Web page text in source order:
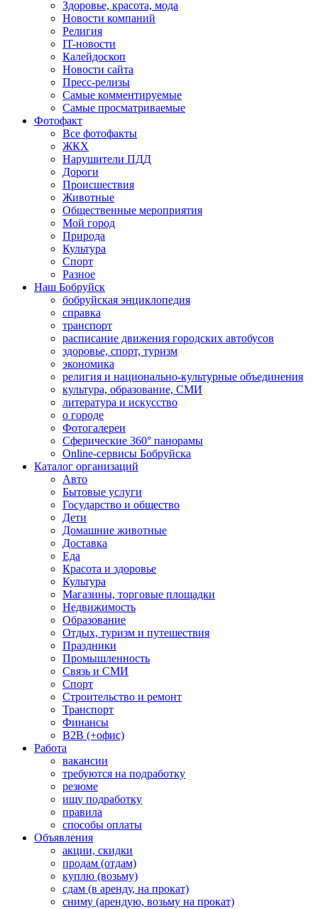
Здоровье, красота, мода
Новости компаний
Религия
IT-новости
Калейдоскоп
Новости сайта
Пресс-релизы
Самые комментируемые
Самые просматриваемые
Фотофакт
Все фотофакты
ЖКХ
Нарушители ПДД
Дороги
Происшествия
Животные
Общественные мероприятия
Мой город
Природа
Культура
Спорт
Разное
Наш Бобруйск
бобруйская энциклопедия
справка
транспорт
расписание движения городских автобусов
здоровье, спорт, туризм
экономика
религия и национально-культурные объединения
культура, образование, СМИ
литература и искусство
о городе
Фотогалереи
Сферические 360° панорамы
Online-сервисы Бобруйска
Каталог организаций
Авто
Бытовые услуги
Государство и общество
Дети
Домашние животные
Доставка
Еда
Красота и здоровье
Культура
Магазины, торговые площадки
Недвижимость
Образование
Отдых, туризм и путешествия
Праздники
Промышленность
Связь и СМИ
Спорт
Строительство и ремонт
Транспорт
Финансы
B2B (+офис)
Работа
вакансии
требуются на подработку
резюме
ищу подработку
правила
способы оплаты
Объявления
акции, скидки
продам (отдам)
куплю (возьму)
сдам (в аренду, на прокат)
сниму (арендую, возьму на прокат)